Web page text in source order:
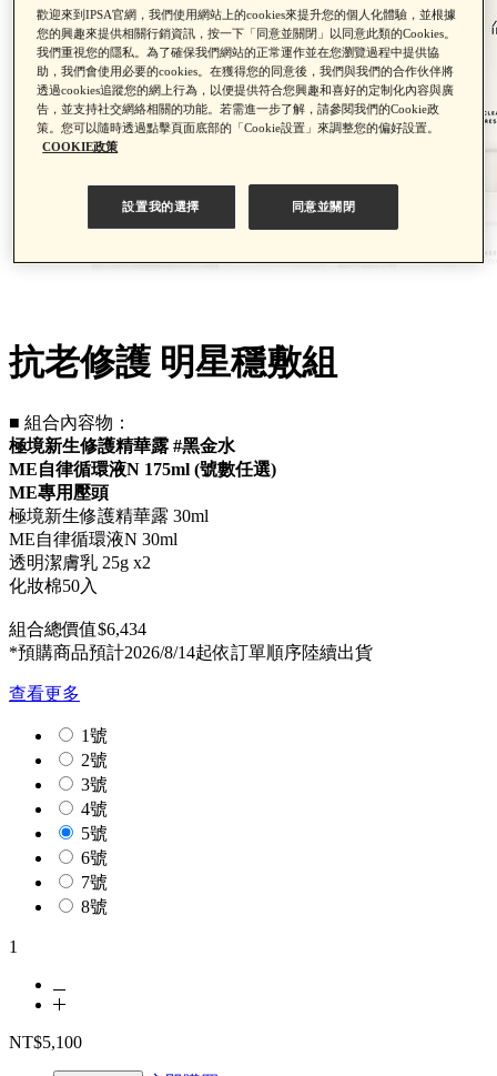
抗老修護 明星穩敷組
■ 組合內容物：
極境新生修護精華露 #黑金水
ME自律循環液N 175ml (號數任選)
ME專用壓頭
極境新生修護精華露 30ml
ME自律循環液N 30ml
透明潔膚乳 25g x2
化妝棉50入
組合總價值$6,434
*預購商品預計2026/8/14起依訂單順序陸續出貨
查看更多
1號
2號
3號
4號
5號
6號
7號
8號
1
NT$5,100
歡迎來到IPSA官網，我們使用網站上的cookies來提升您的個人化體驗，並根據
您的興趣來提供相關行銷資訊，按一下「同意並關閉」以同意此類的Cookies。
我們重視您的隱私。為了確保我們網站的正常運作並在您瀏覽過程中提供協
助，我們會使用必要的cookies。在獲得您的同意後，我們與我們的合作伙伴將
透過cookies追蹤您的網上行為，以便提供符合您興趣和喜好的定制化內容與廣
告，並支持社交網絡相關的功能。若需進一步了解，請參閱我們的Cookie政
策。您可以隨時透過點擊頁面底部的「Cookie設置」來調整您的偏好設置。
COOKIE政策
設置我的選擇 同意並關閉